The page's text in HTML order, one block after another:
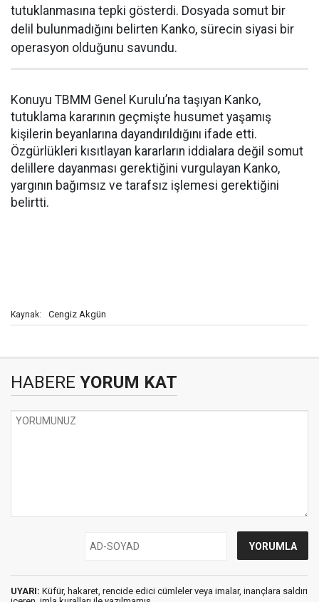
tutuklanmasına tepki gösterdi. Dosyada somut bir
delil bulunmadığını belirten Kanko, sürecin siyasi bir
operasyon olduğunu savundu.
Konuyu TBMM Genel Kurulu’na taşıyan Kanko,
tutuklama kararının geçmişte husumet yaşamış
kişilerin beyanlarına dayandırıldığını ifade etti.
Özgürlükleri kısıtlayan kararların iddialara değil somut
delillere dayanması gerektiğini vurgulayan Kanko,
yargının bağımsız ve tarafsız işlemesi gerektiğini
belirtti.
Kaynak: Cengiz Akgün
HABERE YORUM KAT
UYARI: Küfür, hakaret, rencide edici cümleler veya imalar, inançlara saldırı